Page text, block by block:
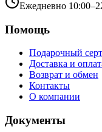
Ежедневно
Помощь
Подарочный
Доставка и
Возврат и обмен
Контакты
О компании
Документы